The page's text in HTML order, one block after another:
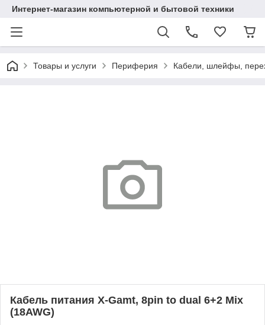
Интернет-магазин компьютерной и бытовой техники
Товары и услуги Периферия Кабели, шлейфы,
Кабель питания X-Gamt, 8pin to dual 6+2 Mix
(18AWG)